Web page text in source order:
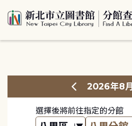
2026年8月
選擇後將前往指定的分館